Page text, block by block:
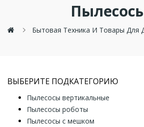
Бытовая Техника И Товары Для
ВЫБЕРИТЕ ПОДКАТЕГОРИЮ
Пылесосы вертикальные
Пылесосы роботы
Пылесосы с мешком